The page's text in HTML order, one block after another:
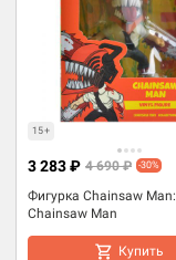
15+
Фигурка Chainsaw Man:
Chainsaw Man
3 283 ₽ 4 690 ₽ -30%
Купить